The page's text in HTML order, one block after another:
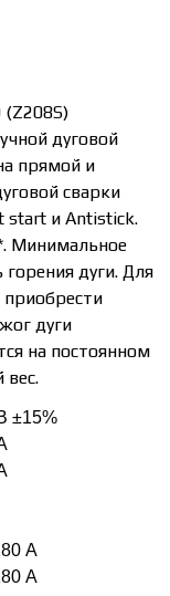
(Z208S)
дуговой
прямой и
сварки
start и Antistick.
Минимальное
горения дуги. Для
приобрести
дуги
на постоянном
вес.
±15%
А
А